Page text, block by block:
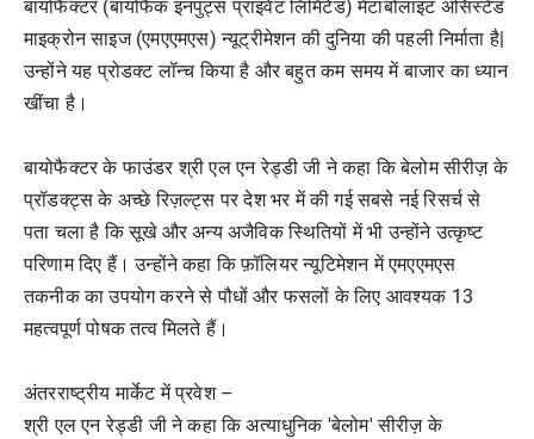
बायोफैक्टर (बायोफैक इनपुट्स प्राइवेट लिमिटेड) मेटाबोलाइट असिस्टेड
माइक्रोन साइज (एमएएमएस) न्यूट्रीमेशन की दुनिया की पहली निर्माता है|
उन्होंने यह प्रोडक्ट लॉन्च किया है और बहुत कम समय में बाजार का ध्यान
खींचा है।
बायोफैक्टर के फाउंडर श्री एल एन रेड्डी जी ने कहा कि बेलोम सीरीज़ के
प्रॉडक्ट्स के अच्छे रिज़ल्ट्स पर देश भर में की गई सबसे नई रिसर्च से
पता चला है कि सूखे और अन्य अजैविक स्थितियों में भी उन्होंने उत्कृष्ट
परिणाम दिए हैं। उन्होंने कहा कि फ़ॉलियर न्यूटिमेशन में एमएएमएस
तकनीक का उपयोग करने से पौधों और फसलों के लिए आवश्यक 13
महत्वपूर्ण पोषक तत्व मिलते हैं।
अंतरराष्ट्रीय मार्केट में प्रवेश –
श्री एल एन रेड्डी जी ने कहा कि अत्याधुनिक 'बेलोम' सीरीज़ के